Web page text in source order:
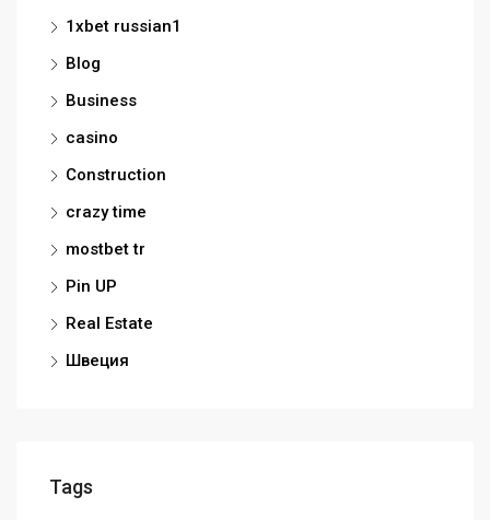
1xbet russian1
Blog
Business
casino
Construction
crazy time
mostbet tr
Pin UP
Real Estate
Швеция
Tags